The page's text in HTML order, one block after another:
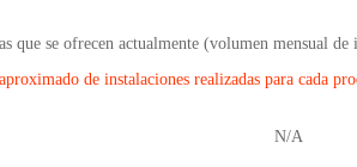
que se ofrecen actualmente (volumen mensual de
de instalaciones realizadas para cada
N/A